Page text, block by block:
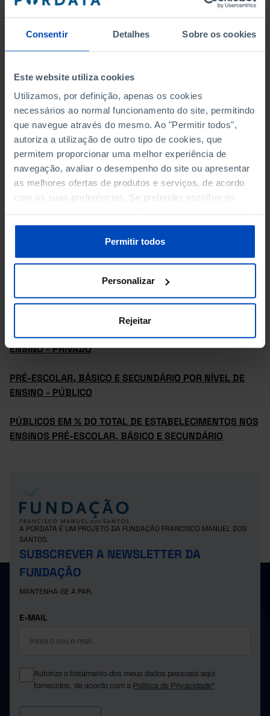
Consentir Detalhes Sobre os cookies
Este website utiliza cookies
Utilizamos, por definição, apenas os cookies
necessários ao normal funcionamento do site, permitindo
que navegue através do mesmo. Ao "Permitir todos",
autoriza a utilização de outro tipo de cookies, que
permitem proporcionar uma melhor experiência de
navegação, avaliar o desempenho do site ou apresentar
as melhores ofertas de produtos e serviços, de acordo
com as suas preferências. Se pretender escolher os
sobre cookies através da gestão de preferências ou da
Política de Cookies.
Permitir todos
Personalizar
Rejeitar
PARTICIPAÇÃO ELEITORAL
POPULAÇÃO
RENDIMENTO E DESPESAS FAMILIARES
SAÚDE
TRANSPORTES
TURISMO
ESTABELECIMENTOS DE ENSINO
BIBLIOTECAS ESCOLARES: NÚMERO
ENSINO
PRÉ-ESCOLAR, BÁSICO E SECUNDÁRIO POR NÍVEL DE
ENSINO - PRIVADO
PRÉ-ESCOLAR, BÁSICO E SECUNDÁRIO POR NÍVEL DE
ENSINO - PÚBLICO
PÚBLICOS EM % DO TOTAL DE ESTABELECIMENTOS NOS
ENSINOS PRÉ-ESCOLAR, BÁSICO E SECUNDÁRIO
A PORDATA É UM PROJETO DA FUNDAÇÃO FRANCISCO MANUEL DOS
SANTOS.
SUBSCREVER A NEWSLETTER DA
FUNDAÇÃO
MANTENHA-SE A PAR.
E-MAIL
Autorizo o tratamento dos meus dados pessoais aqui
fornecidos, de acordo com a Política de Privacidade*